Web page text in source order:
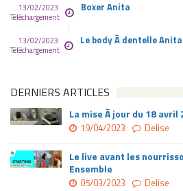
13/02/2023
Téléchargement
Boxer Anita
13/02/2023
Téléchargement
Le body Ã dentelle Anita
DERNIERS ARTICLES
La mise Ã jour du 18 avril
19/04/2023 Delise
Le live avant les
Ensemble
05/03/2023 Delise